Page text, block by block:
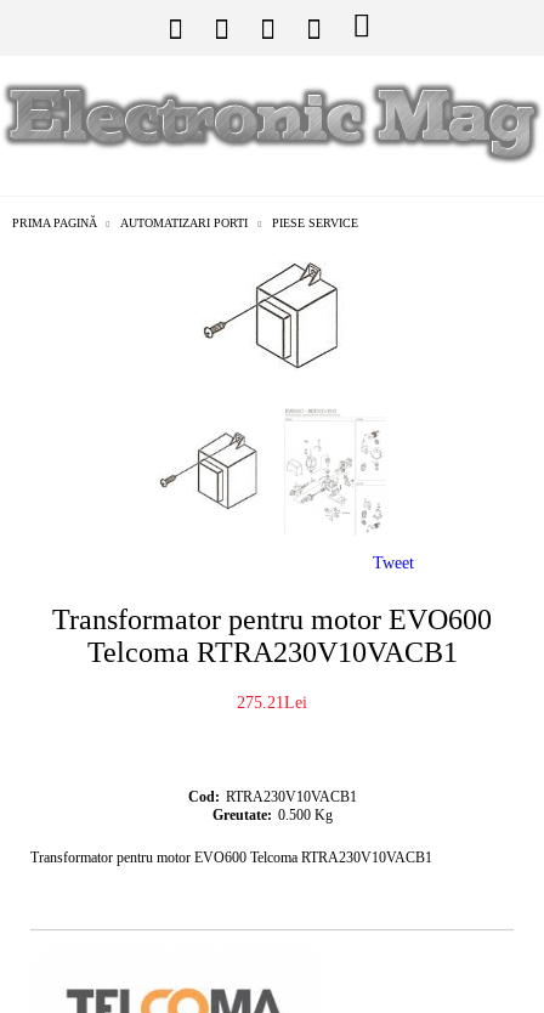
PRIMA PAGINĂ AUTOMATIZARI PORTI PIESE SERVICE
Transformator pentru motor EVO600
Telcoma RTRA230V10VACB1
275.21Lei
Cod: RTRA230V10VACB1
Greutate: 0.500 Kg
Transformator pentru motor EVO600 Telcoma RTRA230V10VACB1
Tweet